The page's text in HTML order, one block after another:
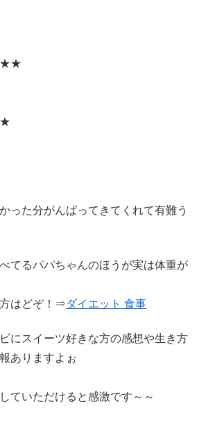
った分がんばってきてくれて有難う
てるパパちゃんのほうが実は体重が
はどぞ！⇒ダイエット 食事
にスイーツ好きな方の感想や生き方
ありますよぉ
ていただけると感激です～～